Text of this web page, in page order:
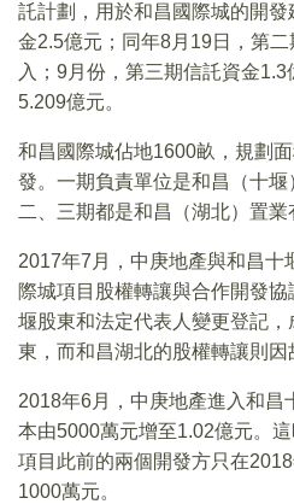
託計劃，用於和昌國際城的開
金2.5億元；同年8月19日，第
入；9月份，第三期信託資金
5.209億元。
和昌國際城佔地1600畝，規劃
發。一期負責單位是和昌（十堰
二、三期都是和昌（湖北）置業
2017年7月，中庚地產與和昌十
際城項目股權轉讓與合作開發
堰股東和法定代表人變更登記
東，而和昌湖北的股權轉讓則因
2018年6月，中庚地產進入和昌
本由5000萬元增至1.02億元。
項目此前的兩個開發方只在
1000萬元。